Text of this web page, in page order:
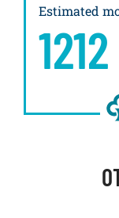
Estimated
1212